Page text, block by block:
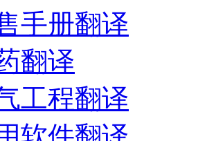
手册翻译
翻译
工程翻译